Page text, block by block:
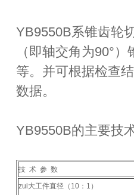
YB9550B系锥齿轮
（即轴交角为90°
等。并可根据检查
数据。
YB9550B的主要技
技 术 参 数
zui大工件直径（10：1）